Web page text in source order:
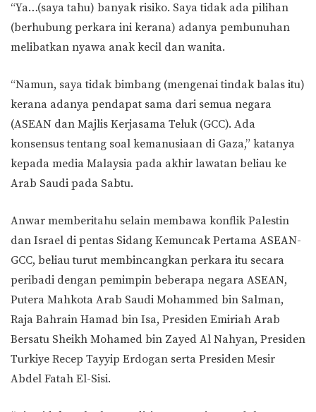
“Ya…(saya tahu) banyak risiko. Saya tidak ada pilihan
(berhubung perkara ini kerana) adanya pembunuhan
melibatkan nyawa anak kecil dan wanita.
“Namun, saya tidak bimbang (mengenai tindak balas itu)
kerana adanya pendapat sama dari semua negara
(ASEAN dan Majlis Kerjasama Teluk (GCC). Ada
konsensus tentang soal kemanusiaan di Gaza,” katanya
kepada media Malaysia pada akhir lawatan beliau ke
Arab Saudi pada Sabtu.
Anwar memberitahu selain membawa konflik Palestin
dan Israel di pentas Sidang Kemuncak Pertama ASEAN-
GCC, beliau turut membincangkan perkara itu secara
peribadi dengan pemimpin beberapa negara ASEAN,
Putera Mahkota Arab Saudi Mohammed bin Salman,
Raja Bahrain Hamad bin Isa, Presiden Emiriah Arab
Bersatu Sheikh Mohamed bin Zayed Al Nahyan, Presiden
Turkiye Recep Tayyip Erdogan serta Presiden Mesir
Abdel Fatah El-Sisi.